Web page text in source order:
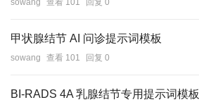
sowang 查看 101 回复 0
甲状腺结节 AI 问诊提示词模板
sowang 查看 101 回复 0
BI‑RADS 4A 乳腺结节专用提示词模板